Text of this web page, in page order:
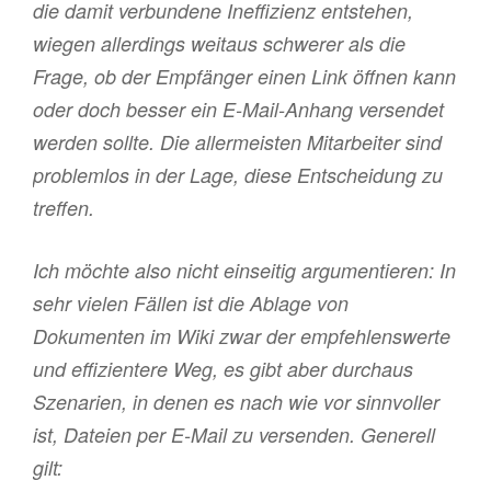
die damit verbundene Ineffizienz entstehen,
wiegen allerdings weitaus schwerer als die
Frage, ob der Empfänger einen Link öffnen kann
oder doch besser ein E-Mail-Anhang versendet
werden sollte. Die allermeisten Mitarbeiter sind
problemlos in der Lage, diese Entscheidung zu
treffen.
Ich möchte also nicht einseitig argumentieren: In
sehr vielen Fällen ist die Ablage von
Dokumenten im Wiki zwar der empfehlenswerte
und effizientere Weg, es gibt aber durchaus
Szenarien, in denen es nach wie vor sinnvoller
ist, Dateien per E-Mail zu versenden. Generell
gilt: